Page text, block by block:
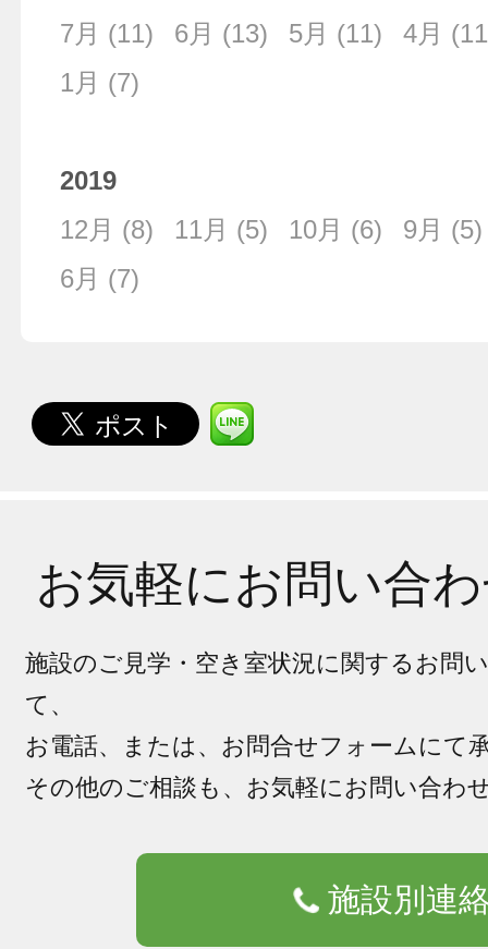
7月 (11) 6月 (13) 5月 (11) 4月
1月 (7)
2019
12月 (8) 11月 (5) 10月 (6) 9月 (5)
6月 (7)
お気軽にお問い合
施設のご見学・空き室状況に関するお問
て、
お電話、または、お問合せフォームにて
その他のご相談も、お気軽にお問い合わ
施設別連